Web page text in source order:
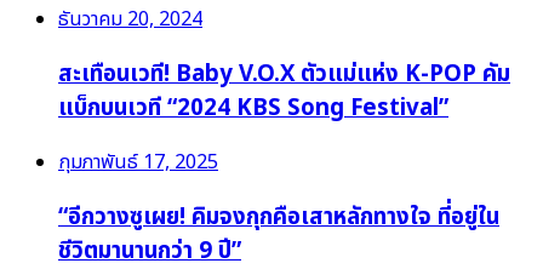
ธันวาคม 20, 2024
สะเทือนเวที! Baby V.O.X ตัวแม่แห่ง K-POP คัม
แบ็กบนเวที “2024 KBS Song Festival”
กุมภาพันธ์ 17, 2025
“อีกวางซูเผย! คิมจงกุกคือเสาหลักทางใจ ที่อยู่ใน
ชีวิตมานานกว่า 9 ปี”